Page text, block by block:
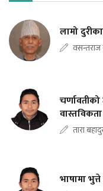
लामो
वसन्तराज
तारा
भाषामा